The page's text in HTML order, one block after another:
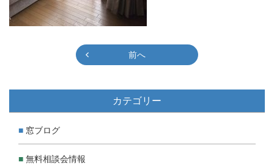
前へ
カテゴリー
窓ブログ
無料相談会情報